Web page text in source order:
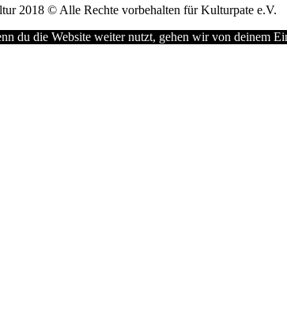
2018 © Alle Rechte vorbehalten für Kulturpate e.V.
du die Website weiter nutzt, gehen wir von deinem